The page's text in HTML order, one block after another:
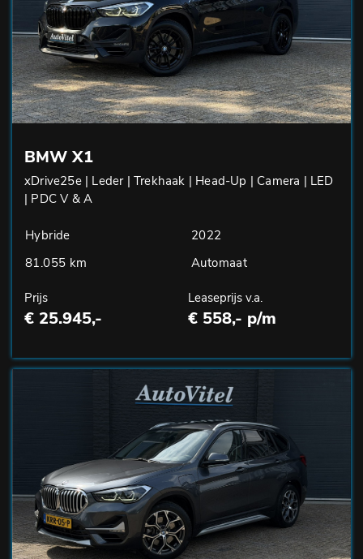
BMW X1
xDrive25e | Leder | Trekhaak | Head-Up | Camera | LED
| PDC V & A
Hybride
2022
81.055 km
Automaat
Prijs
€ 25.945,-
Leaseprijs v.a.
€ 558,- p/m